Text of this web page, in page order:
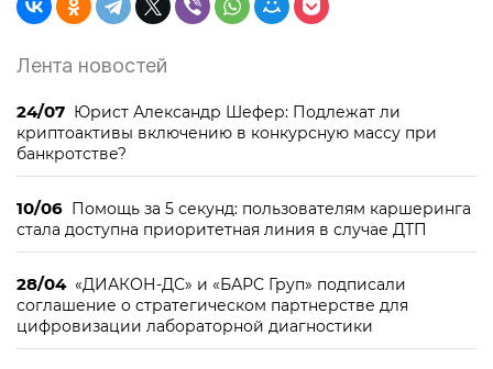
Лента новостей
24/07 Юрист Александр Шефер: Подлежат ли
криптоактивы включению в конкурсную массу при
банкротстве?
10/06 Помощь за 5 секунд: пользователям каршеринга
стала доступна приоритетная линия в случае ДТП
28/04 «ДИАКОН-ДС» и «БАРС Груп» подписали
соглашение о стратегическом партнерстве для
цифровизации лабораторной диагностики